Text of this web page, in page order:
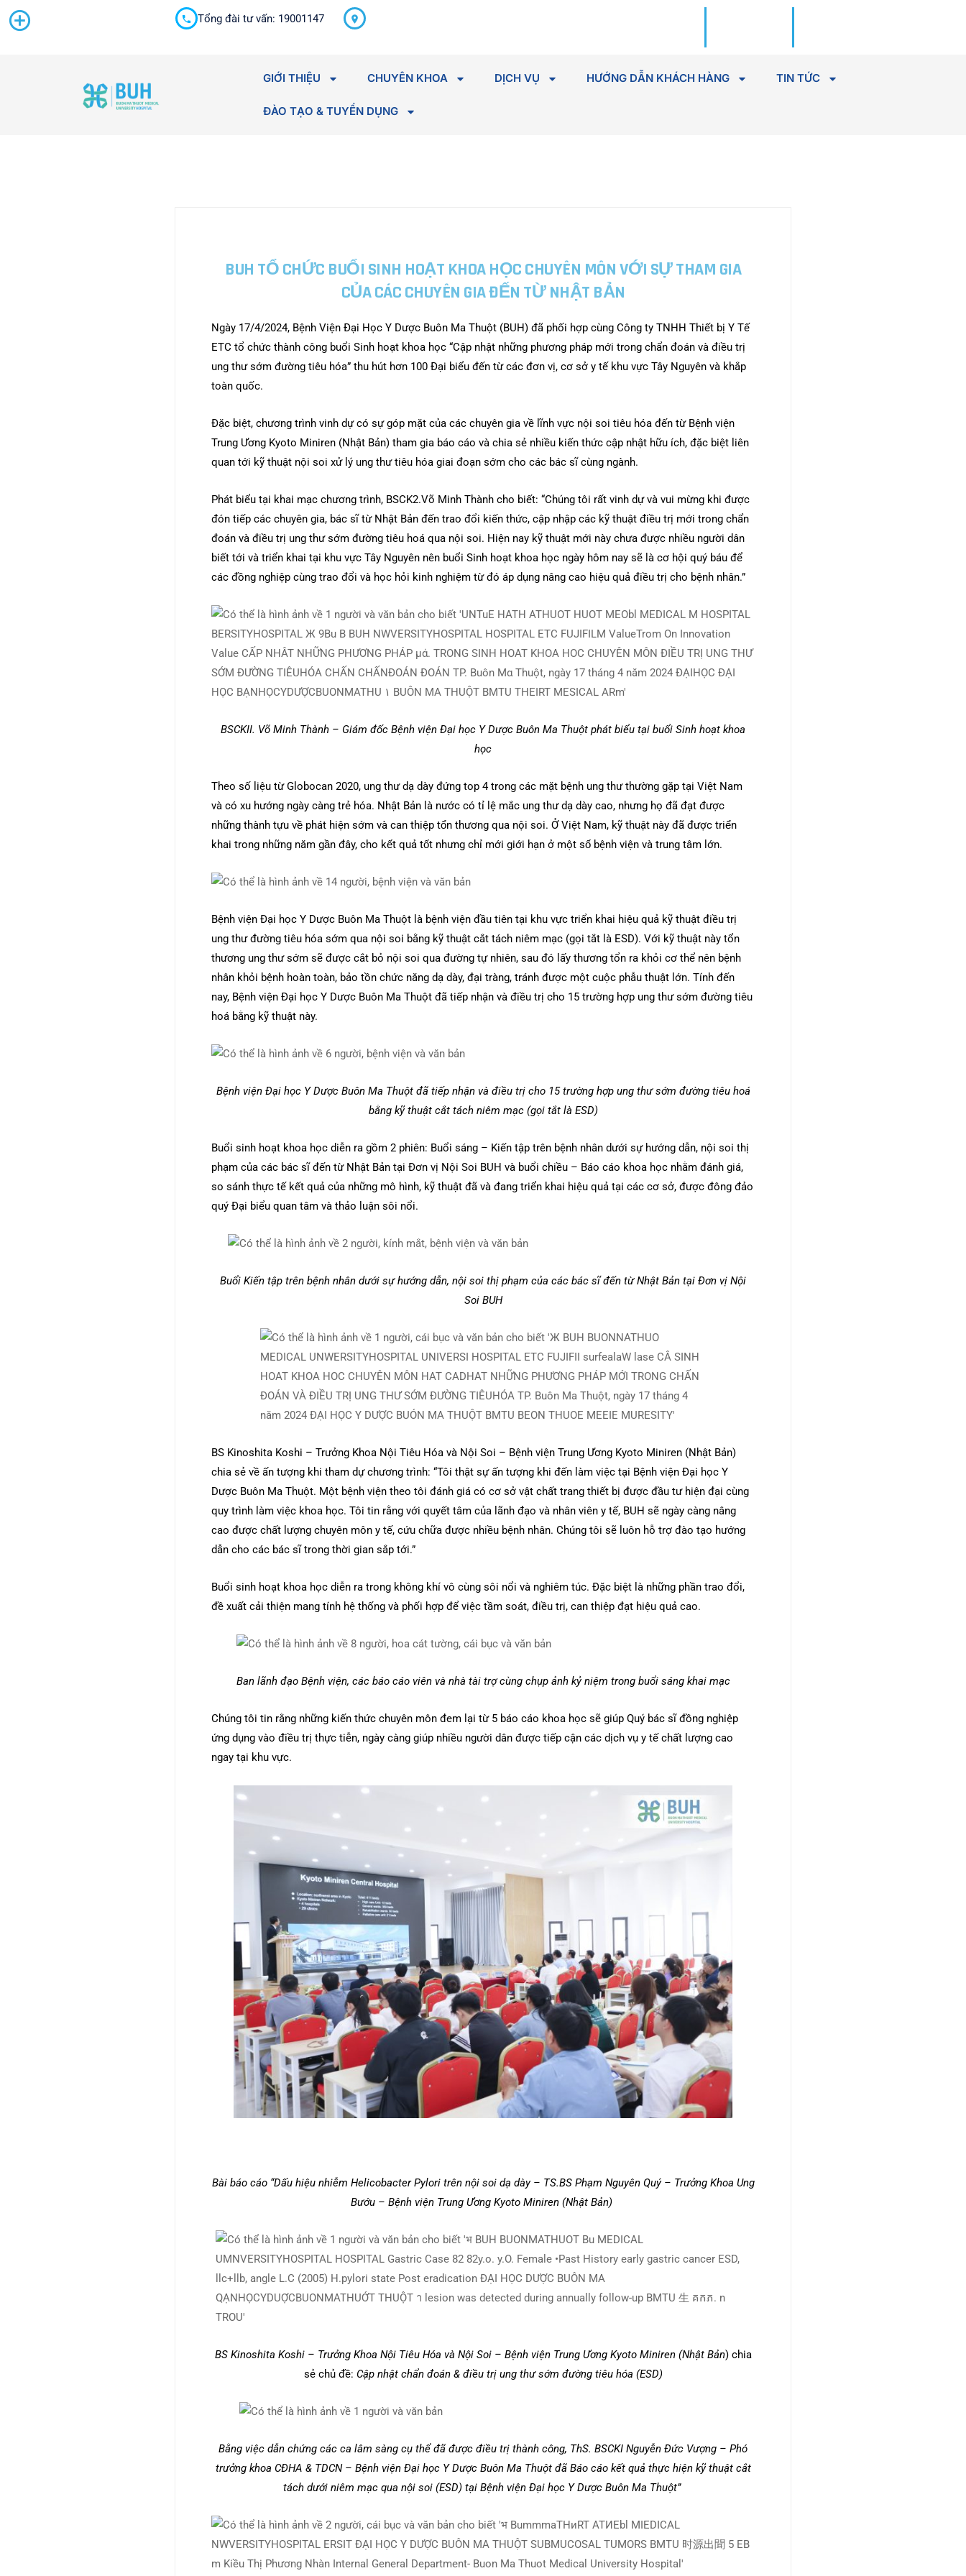
Tổng đài tư vấn: 19001147
298 Hà Huy Tập, P. Tân An,
GIỚI THIỆU CHUYÊN KHOA DỊCH VỤ HƯỚNG DẪN KHÁCH HÀNG TIN TỨC
ĐÀO TẠO & TUYỂN DỤNG
BUH TỔ CHỨC BUỔI SINH HOẠT KHOA HỌC CHUYÊN MÔN VỚI SỰ THAM GIA
CỦA CÁC CHUYÊN GIA ĐẾN TỪ NHẬT BẢN
Ngày 17/4/2024, Bệnh Viện Đại Học Y Dược Buôn Ma Thuột (BUH) đã phối hợp cùng Công ty TNHH Thiết bị Y Tế
ETC tổ chức thành công buổi Sinh hoạt khoa học “Cập nhật những phương pháp mới trong chẩn đoán và điều trị
ung thư sớm đường tiêu hóa” thu hút hơn 100 Đại biểu đến từ các đơn vị, cơ sở y tế khu vực Tây Nguyên và khắp
toàn quốc.
Đặc biệt, chương trình vinh dự có sự góp mặt của các chuyên gia về lĩnh vực nội soi tiêu hóa đến từ Bệnh viện
Trung Ương Kyoto Miniren (Nhật Bản) tham gia báo cáo và chia sẻ nhiều kiến thức cập nhật hữu ích, đặc biệt liên
quan tới kỹ thuật nội soi xử lý ung thư tiêu hóa giai đoạn sớm cho các bác sĩ cùng ngành.
Phát biểu tại khai mạc chương trình, BSCK2.Võ Minh Thành cho biết: “Chúng tôi rất vinh dự và vui mừng khi được
đón tiếp các chuyên gia, bác sĩ từ Nhật Bản đến trao đổi kiến thức, cập nhập các kỹ thuật điều trị mới trong chẩn
đoán và điều trị ung thư sớm đường tiêu hoá qua nội soi. Hiện nay kỹ thuật mới này chưa được nhiều người dân
biết tới và triển khai tại khu vực Tây Nguyên nên buổi Sinh hoạt khoa học ngày hôm nay sẽ là cơ hội quý báu để
các đồng nghiệp cùng trao đổi và học hỏi kinh nghiệm từ đó áp dụng nâng cao hiệu quả điều trị cho bệnh nhân.”
BSCKII. Võ Minh Thành – Giám đốc Bệnh viện Đại học Y Dược Buôn Ma Thuột phát biểu tại buổi Sinh hoạt khoa
học
Theo số liệu từ Globocan 2020, ung thư dạ dày đứng top 4 trong các mặt bệnh ung thư thường gặp tại Việt Nam
và có xu hướng ngày càng trẻ hóa. Nhật Bản là nước có tỉ lệ mắc ung thư dạ dày cao, nhưng họ đã đạt được
những thành tựu về phát hiện sớm và can thiệp tổn thương qua nội soi. Ở Việt Nam, kỹ thuật này đã được triển
khai trong những năm gần đây, cho kết quả tốt nhưng chỉ mới giới hạn ở một số bệnh viện và trung tâm lớn.
Bệnh viện Đại học Y Dược Buôn Ma Thuột là bệnh viện đầu tiên tại khu vực triển khai hiệu quả kỹ thuật điều trị
ung thư đường tiêu hóa sớm qua nội soi bằng kỹ thuật cắt tách niêm mạc (gọi tắt là ESD). Với kỹ thuật này tổn
thương ung thư sớm sẽ được cắt bỏ nội soi qua đường tự nhiên, sau đó lấy thương tổn ra khỏi cơ thể nên bệnh
nhân khỏi bệnh hoàn toàn, bảo tồn chức năng dạ dày, đại tràng, tránh được một cuộc phẫu thuật lớn. Tính đến
nay, Bệnh viện Đại học Y Dược Buôn Ma Thuột đã tiếp nhận và điều trị cho 15 trường hợp ung thư sớm đường tiêu
hoá bằng kỹ thuật này.
Bệnh viện Đại học Y Dược Buôn Ma Thuột đã tiếp nhận và điều trị cho 15 trường hợp ung thư sớm đường tiêu hoá
bằng kỹ thuật cắt tách niêm mạc (gọi tắt là ESD)
Buổi sinh hoạt khoa học diễn ra gồm 2 phiên: Buổi sáng – Kiến tập trên bệnh nhân dưới sự hướng dẫn, nội soi thị
phạm của các bác sĩ đến từ Nhật Bản tại Đơn vị Nội Soi BUH và buổi chiều – Báo cáo khoa học nhằm đánh giá,
so sánh thực tế kết quả của những mô hình, kỹ thuật đã và đang triển khai hiệu quả tại các cơ sở, được đông đảo
quý Đại biểu quan tâm và thảo luận sôi nổi.
Buổi Kiến tập trên bệnh nhân dưới sự hướng dẫn, nội soi thị phạm của các bác sĩ đến từ Nhật Bản tại Đơn vị Nội
Soi BUH
BS Kinoshita Koshi – Trưởng Khoa Nội Tiêu Hóa và Nội Soi – Bệnh viện Trung Ương Kyoto Miniren (Nhật Bản)
chia sẻ về ấn tượng khi tham dự chương trình: “Tôi thật sự ấn tượng khi đến làm việc tại Bệnh viện Đại học Y
Dược Buôn Ma Thuột. Một bệnh viện theo tôi đánh giá có cơ sở vật chất trang thiết bị được đầu tư hiện đại cùng
quy trình làm việc khoa học. Tôi tin rằng với quyết tâm của lãnh đạo và nhân viên y tế, BUH sẽ ngày càng nâng
cao được chất lượng chuyên môn y tế, cứu chữa được nhiều bệnh nhân. Chúng tôi sẽ luôn hỗ trợ đào tạo hướng
dẫn cho các bác sĩ trong thời gian sắp tới.”
Buổi sinh hoạt khoa học diễn ra trong không khí vô cùng sôi nổi và nghiêm túc. Đặc biệt là những phần trao đổi,
đề xuất cải thiện mang tính hệ thống và phối hợp để việc tầm soát, điều trị, can thiệp đạt hiệu quả cao.
Ban lãnh đạo Bệnh viện, các báo cáo viên và nhà tài trợ cùng chụp ảnh kỷ niệm trong buổi sáng khai mạc
Chúng tôi tin rằng những kiến thức chuyên môn đem lại từ 5 báo cáo khoa học sẽ giúp Quý bác sĩ đồng nghiệp
ứng dụng vào điều trị thực tiễn, ngày càng giúp nhiều người dân được tiếp cận các dịch vụ y tế chất lượng cao
ngay tại khu vực.
Bài báo cáo “Dấu hiệu nhiễm Helicobacter Pylori trên nội soi dạ dày – TS.BS Phạm Nguyên Quý – Trưởng Khoa Ung
Bướu – Bệnh viện Trung Ương Kyoto Miniren (Nhật Bản)
BS Kinoshita Koshi – Trưởng Khoa Nội Tiêu Hóa và Nội Soi – Bệnh viện Trung Ương Kyoto Miniren (Nhật Bản) chia
sẻ chủ đề: Cập nhật chẩn đoán & điều trị ung thư sớm đường tiêu hóa (ESD)
Bằng việc dẫn chứng các ca lâm sàng cụ thể đã được điều trị thành công, ThS. BSCKI Nguyễn Đức Vượng – Phó
trưởng khoa CĐHA & TDCN – Bệnh viện Đại học Y Dược Buôn Ma Thuột đã Báo cáo kết quả thực hiện kỹ thuật cắt
tách dưới niêm mạc qua nội soi (ESD) tại Bệnh viện Đại học Y Dược Buôn Ma Thuột”